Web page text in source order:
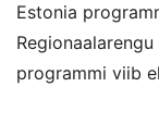
Estonia
programmi viib